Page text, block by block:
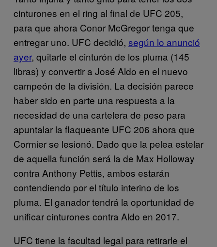
cinturones en el ring al final de UFC 205,
para que ahora Conor McGregor tenga que
entregar uno. UFC decidió, según lo anunció
ayer, quitarle el cinturón de los pluma (145
libras) y convertir a José Aldo en el nuevo
campeón de la división. La decisión parece
haber sido en parte una respuesta a la
necesidad de una cartelera de peso para
apuntalar la flaqueante UFC 206 ahora que
Cormier se lesionó. Dado que la pelea estelar
de aquella función será la de Max Holloway
contra Anthony Pettis, ambos estarán
contendiendo por el título interino de los
pluma. El ganador tendrá la oportunidad de
unificar cinturones contra Aldo en 2017.
UFC tiene la facultad legal para retirarle el